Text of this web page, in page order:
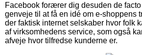
Facebook forærer dig desuden de
genveje til at få en idé om e-shoppens
der faktisk internet selskaber hvor folk
af virksomhedens service, som også
afveje hvor tilfredse kunderne er.